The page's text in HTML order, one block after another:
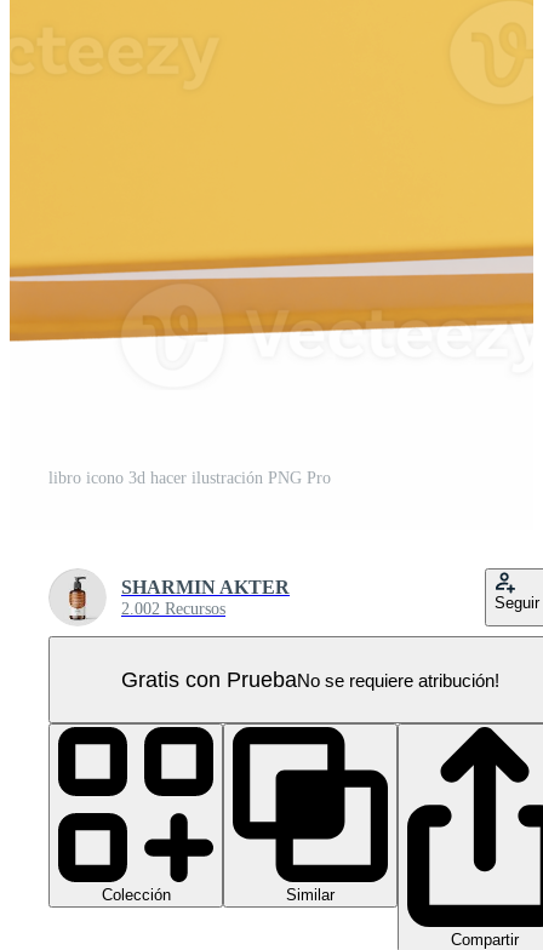
libro icono 3d hacer ilustración PNG Pro
SHARMIN AKTER
2.002 Recursos Seguir
Gratis con PruebaNo se requiere atribución!
Colección Similar
Compartir